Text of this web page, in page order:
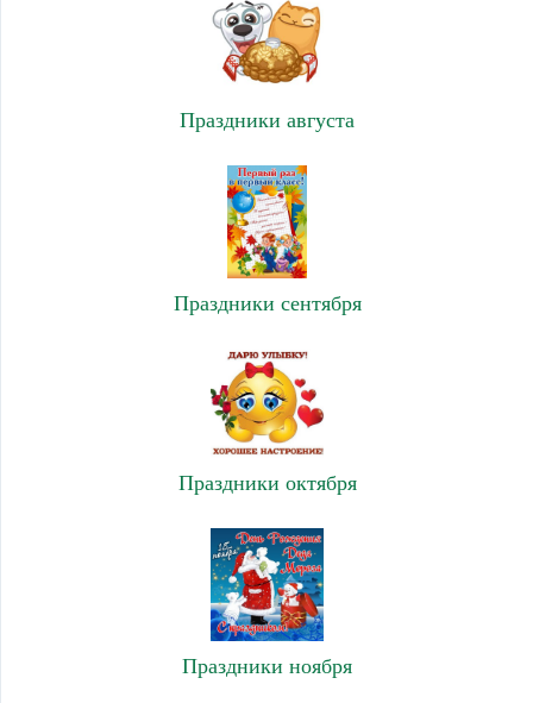
Праздники августа
Праздники сентября
Праздники октября
Праздники ноября